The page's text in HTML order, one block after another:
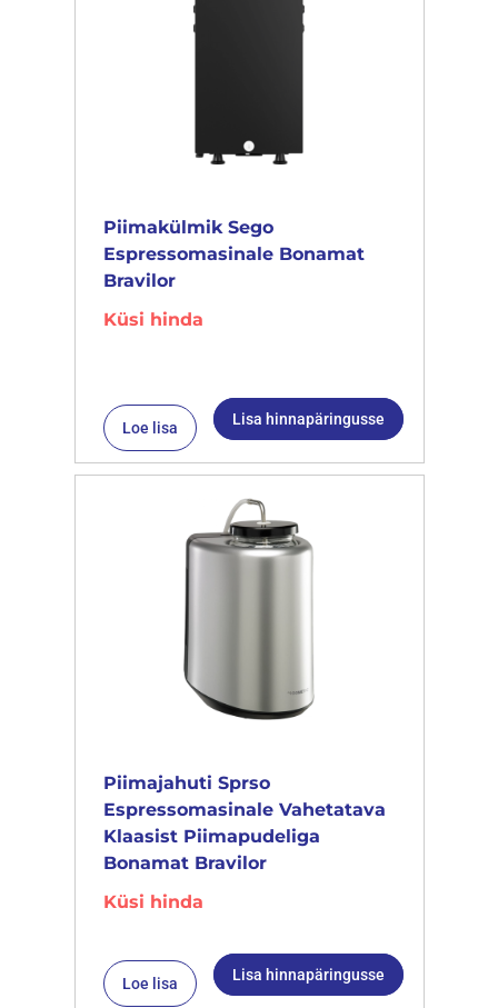
Piimakülmik Sego
Espressomasinale Bonamat
Bravilor
Küsi hinda
Loe lisa Lisa hinnapäringusse
Piimajahuti Sprso
Espressomasinale Vahetatava
Klaasist Piimapudeliga
Bonamat Bravilor
Küsi hinda
Loe lisa Lisa hinnapäringusse